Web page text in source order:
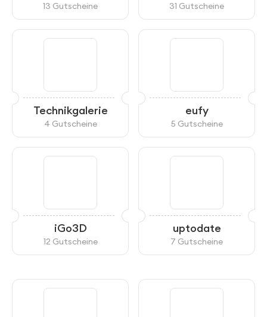
13 Gutscheine 31 Gutscheine
Technikgalerie
4 Gutscheine
eufy
5 Gutscheine
iGo3D
12 Gutscheine
uptodate
7 Gutscheine